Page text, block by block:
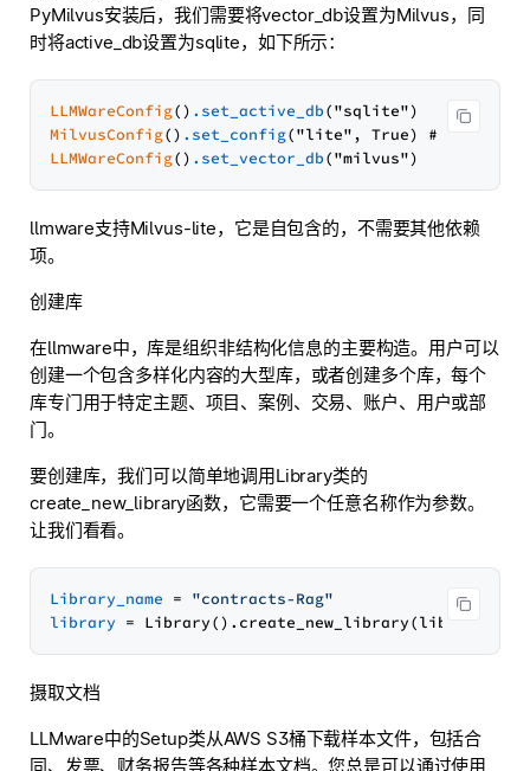
PyMilvus安装后，我们需要将vector_db设置为Milvus，同
时将active_db设置为sqlite，如下所示：
LLMWareConfig() .set_active_db
MilvusConfig() .set_config
LLMWareConfig() .set_vector_db
llmware支持Milvus-lite，它是自包含的，不需要其他依赖
项。
创建库
在llmware中，库是组织非结构化信息的主要构造。用户可以
创建一个包含多样化内容的大型库，或者创建多个库，每个
库专门用于特定主题、项目、案例、交易、账户、用户或部
门。
要创建库，我们可以简单地调用Library类的
create_new_library函数，它需要一个任意名称作为参数。
让我们看看。
Library_name = "contracts-Rag"
library
摄取文档
LLMware中的Setup类从AWS S3桶下载样本文件，包括合
同、发票、财务报告等各种样本文档。您总是可以通过使用